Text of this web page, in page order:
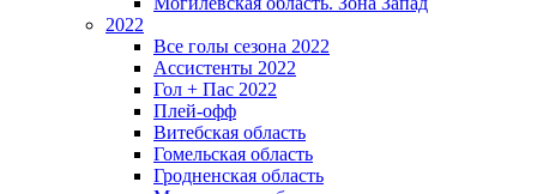
2022
Все голы сезона 2022
Ассистенты 2022
Гол + Пас 2022
Плей-офф
Витебская область
Гомельская область
Гродненская область